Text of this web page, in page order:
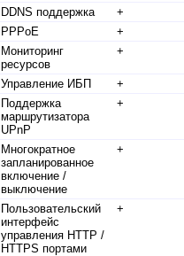
DDNS поддержка
+
PPPoE
+
Мониторинг
ресурсов
+
Управление ИБП
+
Поддержка
маршрутизатора
UPnP
+
Многократное
запланированное
включение /
выключение
+
Пользовательский
интерфейс
управления HTTP /
HTTPS портами
+